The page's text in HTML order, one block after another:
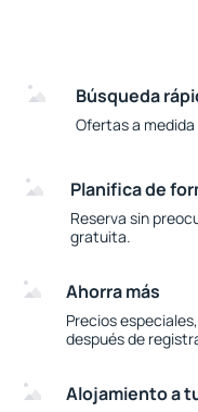
Búsqueda
Ofertas a
Planifica de
Reserva sin
gratuita.
Ahorra más
Precios
después de
Alojamiento a